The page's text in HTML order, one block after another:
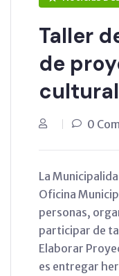
Taller
de
0
La
Oficina
personas,
participar de
Elaborar
es entregar